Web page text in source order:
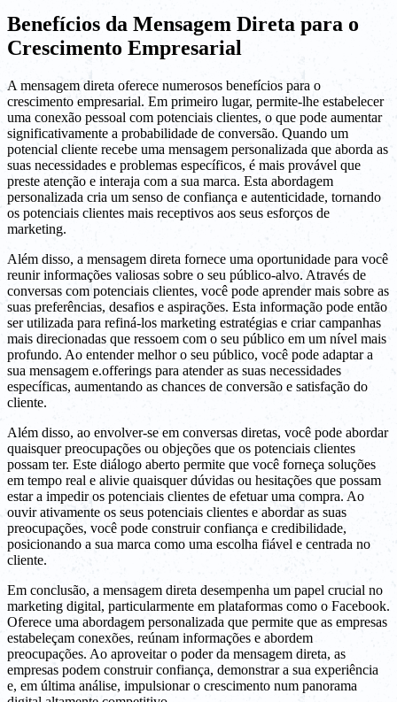
Benefícios da Mensagem Direta para o
Crescimento Empresarial
A mensagem direta oferece numerosos benefícios para o
crescimento empresarial. Em primeiro lugar, permite-lhe estabelecer
uma conexão pessoal com potenciais clientes, o que pode aumentar
significativamente a probabilidade de conversão. Quando um
potencial cliente recebe uma mensagem personalizada que aborda as
suas necessidades e problemas específicos, é mais provável que
preste atenção e interaja com a sua marca. Esta abordagem
personalizada cria um senso de confiança e autenticidade, tornando
os potenciais clientes mais receptivos aos seus esforços de
marketing.
Além disso, a mensagem direta fornece uma oportunidade para você
reunir informações valiosas sobre o seu público-alvo. Através de
conversas com potenciais clientes, você pode aprender mais sobre as
suas preferências, desafios e aspirações. Esta informação pode então
ser utilizada para refiná-los marketing estratégias e criar campanhas
mais direcionadas que ressoem com o seu público em um nível mais
profundo. Ao entender melhor o seu público, você pode adaptar a
sua mensagem e.offerings para atender as suas necessidades
específicas, aumentando as chances de conversão e satisfação do
cliente.
Além disso, ao envolver-se em conversas diretas, você pode abordar
quaisquer preocupações ou objeções que os potenciais clientes
possam ter. Este diálogo aberto permite que você forneça soluções
em tempo real e alivie quaisquer dúvidas ou hesitações que possam
estar a impedir os potenciais clientes de efetuar uma compra. Ao
ouvir ativamente os seus potenciais clientes e abordar as suas
preocupações, você pode construir confiança e credibilidade,
posicionando a sua marca como uma escolha fiável e centrada no
cliente.
Em conclusão, a mensagem direta desempenha um papel crucial no
marketing digital, particularmente em plataformas como o Facebook.
Oferece uma abordagem personalizada que permite que as empresas
estabeleçam conexões, reúnam informações e abordem
preocupações. Ao aproveitar o poder da mensagem direta, as
empresas podem construir confiança, demonstrar a sua experiência
e, em última análise, impulsionar o crescimento num panorama